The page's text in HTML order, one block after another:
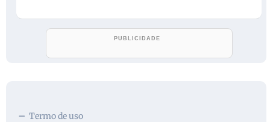
Termo de uso